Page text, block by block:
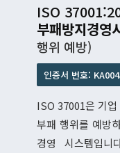
ISO
부패방지경영
행위 예방)
인증서 번호:
ISO 37001은 기
부패 행위를 예방
경영 시스템입니